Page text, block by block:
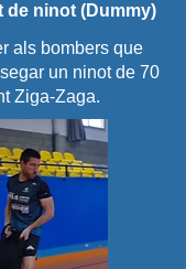
de ninot (Dummy)
als bombers que
un ninot de 70
Ziga-Zaga.